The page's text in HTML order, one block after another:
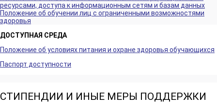
ресурсами, доступа к информационным сетям и базам данных
Положение об обучении лиц с ограниченными возможностями
здоровья
ДОСТУПНАЯ СРЕДА
Положение об условиях питания и охране здоровья обучающихся
Паспорт доступности
СТИПЕНДИИ И ИНЫЕ МЕРЫ ПОДДЕРЖКИ